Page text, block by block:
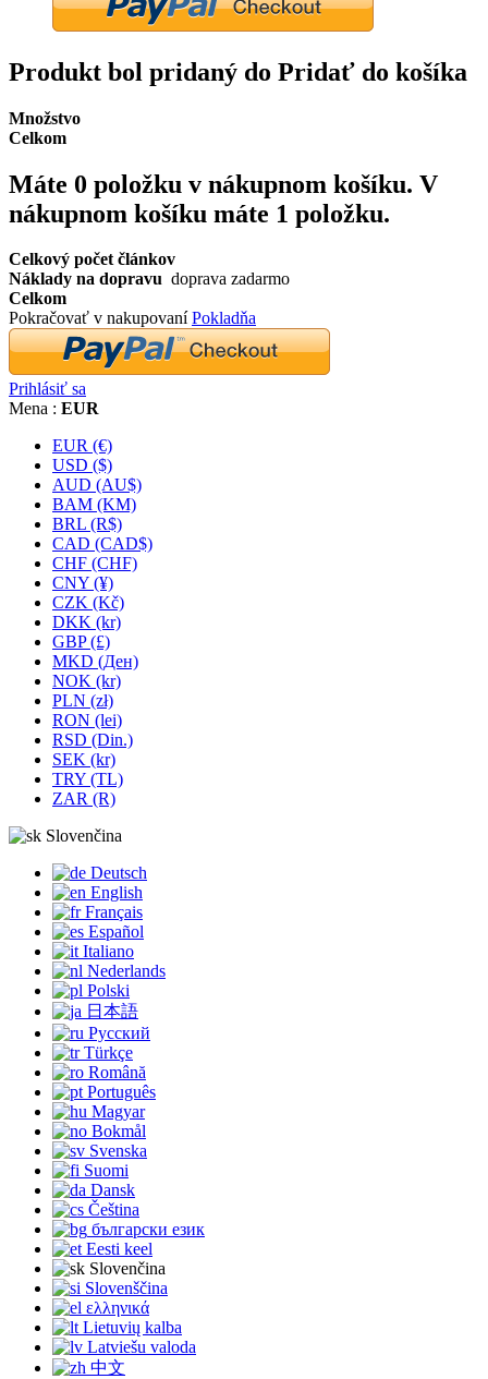
Produkt bol pridaný do Pridať do košíka
Množstvo
Celkom
Máte 0 položku v nákupnom košíku. V
nákupnom košíku máte 1 položku.
Celkový počet článkov
Náklady na dopravu doprava zadarmo
Celkom
Pokračovať v nakupovaníPokladňa
Prihlásiť sa
Mena : EUR
EUR (€)
USD ($)
AUD (AU$)
BAM (KM)
BRL (R$)
CAD (CAD$)
CHF (CHF)
CNY (¥)
CZK (Kč)
DKK (kr)
GBP (£)
MKD (Ден)
NOK (kr)
PLN (zł)
RON (lei)
RSD (Din.)
SEK (kr)
TRY (TL)
ZAR (R)
Slovenčina
Deutsch
English
Français
Español
Italiano
Nederlands
Polski
日本語
Русский
Türkçe
Română
Português
Magyar
Bokmål
Svenska
Suomi
Dansk
Čeština
български език
Eesti keel
Slovenčina
Slovenščina
ελληνικά
Lietuvių kalba
Latviešu valoda
中文